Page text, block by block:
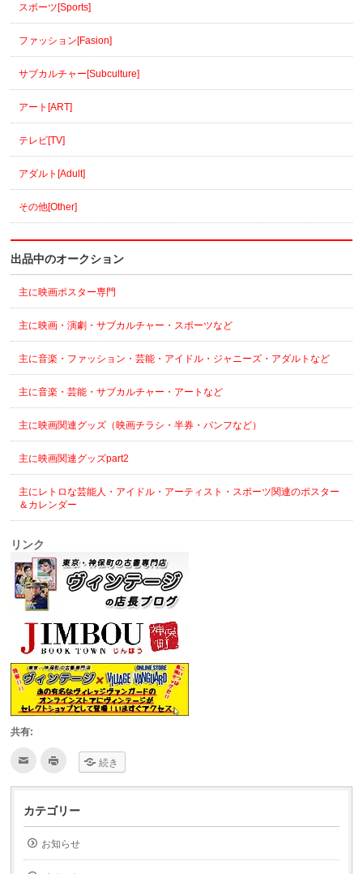
スポーツ[Sports]
ファッション[Fasion]
サブカルチャー[Subculture]
アート[ART]
テレビ[TV]
アダルト[Adult]
その他[Other]
出品中のオークション
主に映画ポスター専門
主に映画・演劇・サブカルチャー・スポーツなど
主に音楽・ファッション・芸能・アイドル・ジャニーズ・アダルトなど
主に音楽・芸能・サブカルチャー・アートなど
主に映画関連グッズ（映画チラシ・半券・パンフなど）
主に映画関連グッズpart2
主にレトロな芸能人・アイドル・アーティスト・スポーツ関連のポスター
＆カレンダー
リンク
共有:
ク
て
友
達
へ
メ
ク
て
印
刷
し
続き
カテゴリー
お知らせ